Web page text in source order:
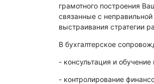
грамотного построения
связанные с
выстраивания стратегии
В бухгалтерское
- консультация и
- контролирование